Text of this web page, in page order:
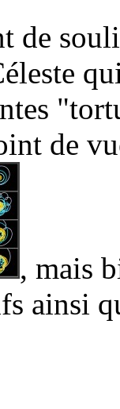
de
de
, mais
ainsi